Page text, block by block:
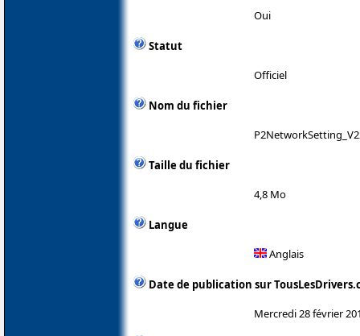
Oui
Statut
Officiel
Nom du fichier
Taille du fichier
4,8 Mo
Langue
Anglais
Date de publication sur
Mercredi 28 février